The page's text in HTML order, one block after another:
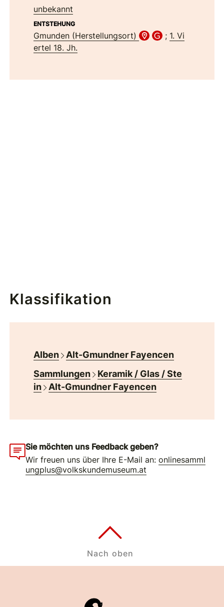
unbekannt
ENTSTEHUNG
Gmunden (Herstellungsort) ; 1. Vi
ertel 18. Jh.
Klassifikation
Alben
Alt-Gmundner Fayencen
Sammlungen
Keramik / Glas / Ste
in
Alt-Gmundner Fayencen
Sie möchten uns Feedback geben?
Wir freuen uns über Ihre E-Mail an:onlinesamml
ungplus@volkskundemuseum.at
Nach oben